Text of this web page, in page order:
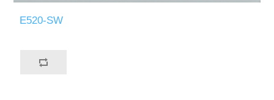
E520-SW